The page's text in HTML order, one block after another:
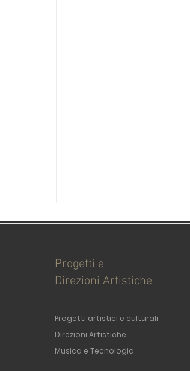
Progetti e
Direzioni Artistiche
Progetti artistici e culturali
Direzioni Artistiche
Musica e Tecnologia